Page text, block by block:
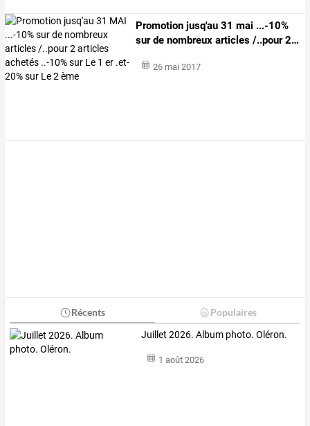
Promotion jusq'au 31 mai ...-10%
surde nombreux articles /..pour2…
26 mai 2017
Récents Populaires
Juillet 2026. Album photo. Oléron.
1 août 2026